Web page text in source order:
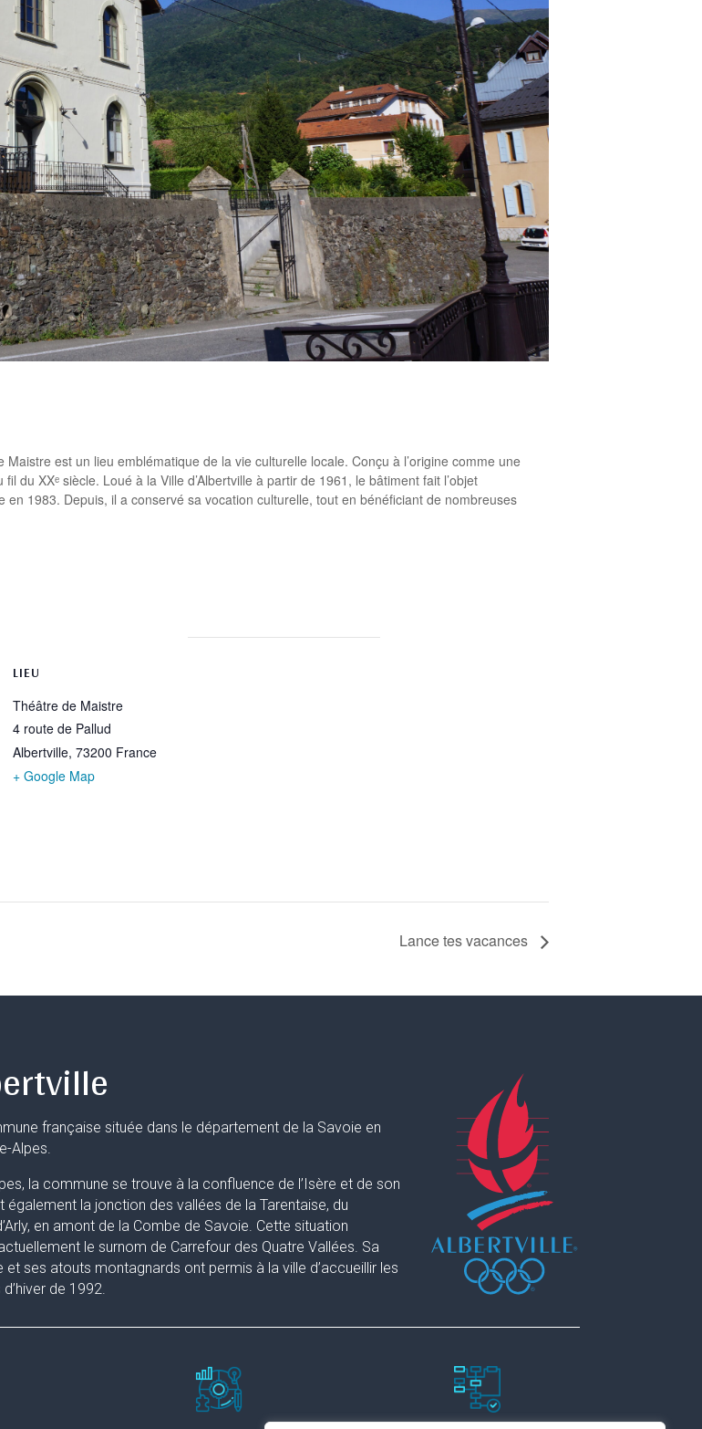
est un lieu emblématique de la vie culturelle locale. Conçu à l’origine comme une
du XXᵉ siècle. Loué à la Ville d’Albertville à partir de 1961, le bâtiment fait l’objet
en 1983. Depuis, il a conservé sa vocation culturelle, tout en bénéficiant de nombreuses
LIEU
Théâtre de Maistre
4 route de Pallud
Albertville, 73200 France
+ Google Map
Lance tes vacances
française située dans le département de la Savoie en
Alpes.
la commune se trouve à la confluence de l’Isère et de son
également la jonction des vallées de la Tarentaise, du
en amont de la Combe de Savoie. Cette situation
le surnom de Carrefour des Quatre Vallées. Sa
ses atouts montagnards ont permis à la ville d’accueillir les
de 1992.